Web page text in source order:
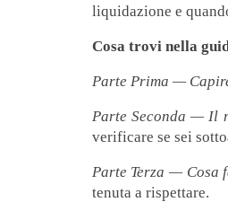
liquidazione e
Cosa trovi nella
Parte Prima —
Parte Seconda — Il
verificare se sei
Parte Terza — Cosa
tenuta a rispettare.